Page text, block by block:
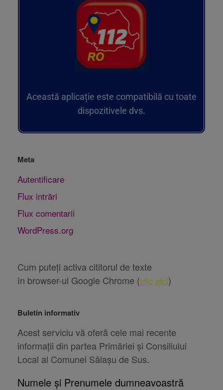
Această aplicație este compatibilă cu toate
dispozitivele dvs.
Meta
Autentificare
Flux intrări
Flux comentarii
WordPress.org
Cum puteți activa cititorul de texte
în browser-ul Google Chrome (clic aici)
Buletin informativ
Acest serviciu vă oferă cele mai recente
informații din partea Primăriei și Consiliului
Local al Comunei Sălașu de Sus.
Numele și Prenumele dumneavoastră